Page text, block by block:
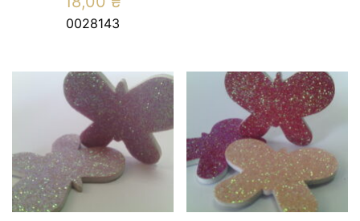
0028143